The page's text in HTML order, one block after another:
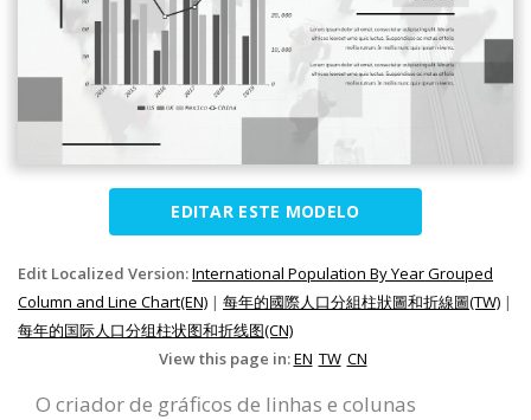
EDITAR ESTE MODELO
Edit Localized Version:International Population By Year Grouped
Column and Line Chart(EN) | 每年的國際人口分組柱狀圖和折線圖(TW) |
每年的国际人口分组柱状图和折线图(CN)
View this page in:EN TW CN
O criador de gráficos de linhas e colunas